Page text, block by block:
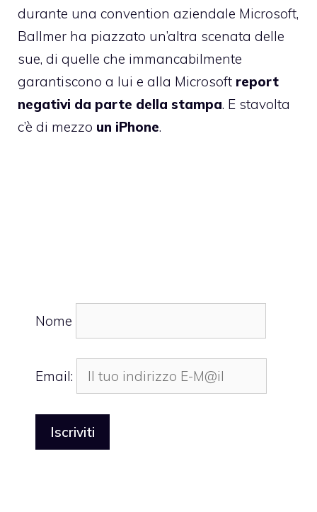
durante una convention aziendale Microsoft,
Ballmer ha piazzato un’altra scenata delle
sue, di quelle che immancabilmente
garantiscono a lui e alla Microsoft report
negativi da parte della stampa. E stavolta
c’è di mezzo un iPhone.
Nome
Email: